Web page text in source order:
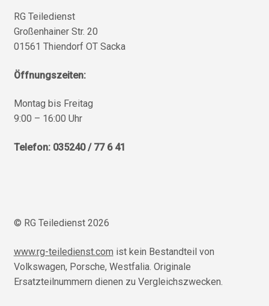
RG Teiledienst
Großenhainer Str. 20
01561 Thiendorf OT Sacka
Öffnungszeiten:
Montag bis Freitag
9:00 – 16:00 Uhr
Telefon: 035240 / 77 6 41
© RG Teiledienst 2026
www.rg-teiledienst.com ist kein Bestandteil von
Volkswagen, Porsche, Westfalia. Originale
Ersatzteilnummern dienen zu Vergleichszwecken.